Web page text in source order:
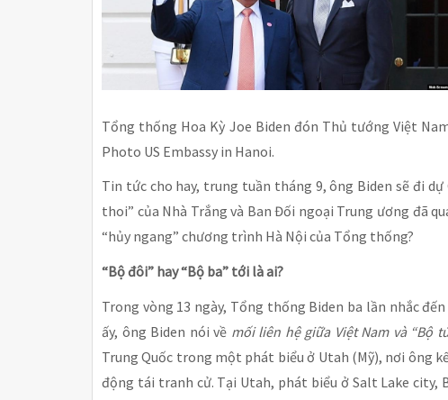
Tổng thống Hoa Kỳ Joe Biden đón Thủ tướng Việt
Photo US Embassy in Hanoi.
Tin tức cho hay, trung tuần tháng 9, ông Biden sẽ đi
thoi” của Nhà Trắng và Ban Đối ngoại Trung ương đã
“hủy ngang” chương trình Hà Nội của Tổng thống?
“Bộ đôi” hay “Bộ ba” tới là ai?
Trong vòng 13 ngày, Tổng thống Biden ba lần nhắc
ấy, ông Biden nói về mối liên hệ giữa Việt Nam và “Bộ
Trung Quốc trong một phát biểu ở Utah (Mỹ), nơi ông
động tái tranh cử. Tại Utah, phát biểu ở Salt Lake city,